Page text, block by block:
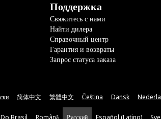
Поддержка
Свяжитесь с нами
Найти дилера
Справочный центр
Гарантия и возвраты
Запрос статуса заказа
简体中文 繁體中文 Čeština Dansk
Brasil Română Русский Español (Latino)